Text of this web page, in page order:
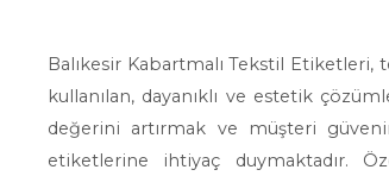
Balıkesir Kabartmalı Tekstil
kullanılan, dayanıklı ve estetik
değerini artırmak ve müşteri
etiketlerine ihtiyaç duymaktadır.